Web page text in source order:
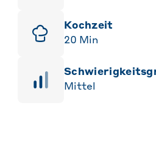
Kochzeit
20 Min
Mittel